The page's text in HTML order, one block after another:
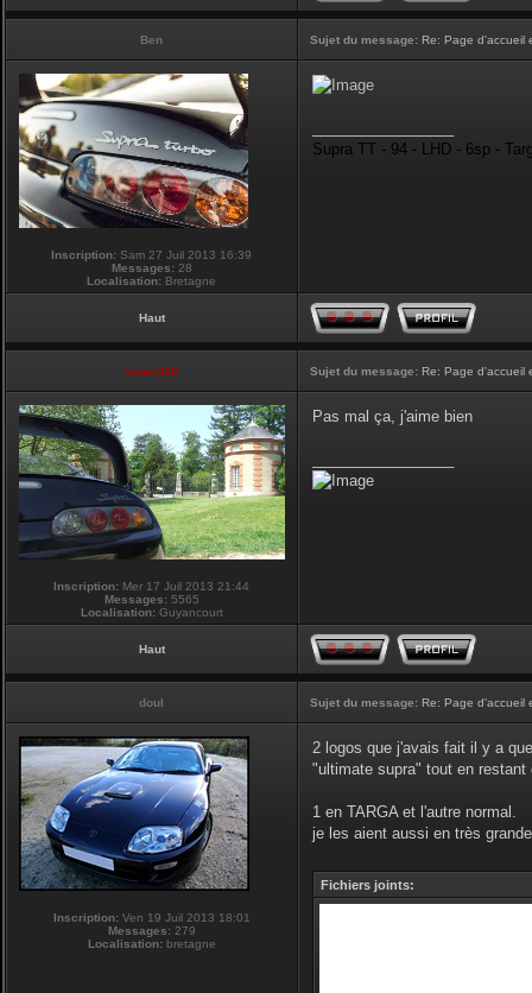
Ben Sujet du message: Re: Page d'accueil
Inscription: Sam 27 Juil 2013 16:39
Messages: 28
Localisation: Bretagne
Supra TT - 94 - LHD - 6sp -
Haut
vmax330 Sujet du message: Re: Page d'accueil
Inscription: Mer 17 Juil 2013 21:44
Messages: 5565
Localisation: Guyancourt
Pas mal ça, j'aime bien
Haut
doul Sujet du message: Re: Page d'accueil
Inscription: Ven 19 Juil 2013 18:01
Messages: 279
Localisation: bretagne
2 logos que j'avais fait il y a
"ultimate supra" tout en restant
1 en TARGA et l'autre normal.
je les aient aussi en très
Fichiers joints: